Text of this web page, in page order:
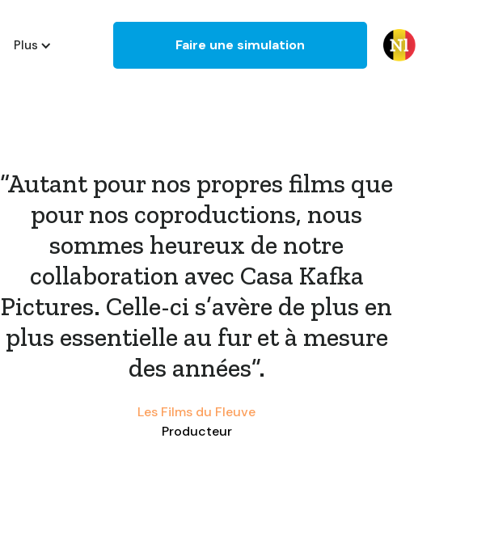
Plus Faire une simulation
“Autant pour nos propres films que
pour nos coproductions, nous
sommes heureux de notre
collaboration avec Casa Kafka
Pictures. Celle-ci s’avère de plus en
plus essentielle au fur et à mesure
des années”.
Les Films du Fleuve
Producteur